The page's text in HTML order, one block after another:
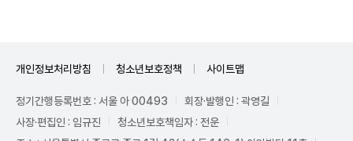
개인정보처리방침 청소년보호정책 사이트맵
정기간행등록번호 : 서울 아 00493
회장·발행인 : 곽영길
사장·편집인 : 임규진
청소년보호책임자 : 전운